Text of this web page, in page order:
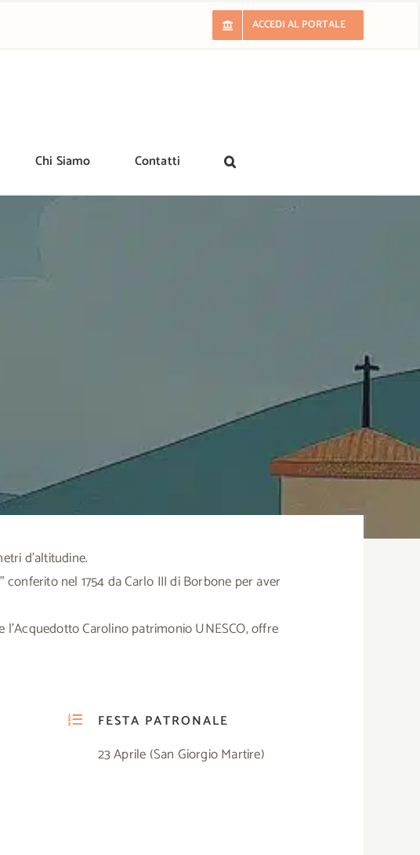
ACCEDI AL PORTALE
Chi Siamo Contatti
d’altitudine.
nel 1754 da Carlo III di Borbone per aver
Carolino patrimonio UNESCO, offre
FESTA PATRONALE
23 Aprile (San Giorgio Martire)